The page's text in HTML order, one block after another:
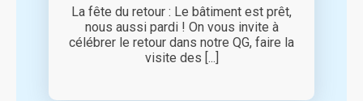
La fête du retour : Le bâtiment est prêt,
nous aussi pardi ! On vous invite à
célébrer le retour dans notre QG, faire la
visite des [...]